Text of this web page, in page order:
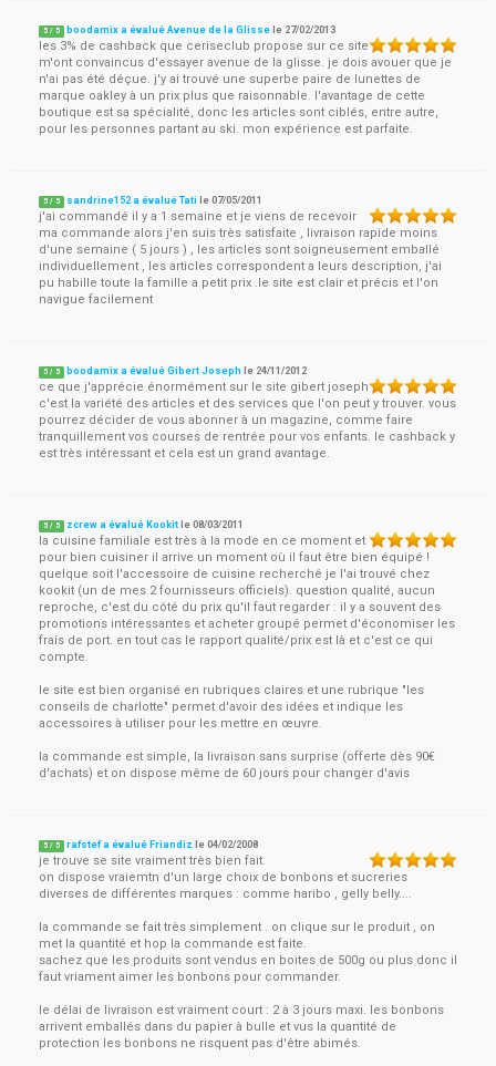
5 / 5 boodamix a évalué Avenue de la Glisse le 27/02/2013
les 3% de cashback que ceriseclub propose sur ce site
m'ont convaincus d'essayer avenue de la glisse. je dois avouer que je
n'ai pas été déçue. j'y ai trouvé une superbe paire de lunettes de
marque oakley à un prix plus que raisonnable. l'avantage de cette
boutique est sa spécialité, donc les articles sont ciblés, entre autre,
pour les personnes partant au ski. mon expérience est parfaite.
5 / 5 sandrine152 a évalué Tati le07/05/2011
j'ai commandé il y a 1 semaine et je viens de recevoir
ma commande alors j'en suis très satisfaite , livraison rapide moins
d'une semaine ( 5 jours ) , les articles sont soigneusement emballé
individuellement , les articles correspondent a leurs description, j'ai
pu habille toute la famille a petit prix .le site est clair et précis et l'on
navigue facilement
5 / 5 boodamix a évalué Gibert Joseph le 24/11/2012
ce que j'apprécie énormément sur le site gibert joseph
c'est la variété des articles et des services que l'on peut y trouver. vous
pourrez décider de vous abonner à un magazine, comme faire
tranquillement vos courses de rentrée pour vos enfants. le cashback y
est très intéressant et cela est un grand avantage.
5 / 5 zcrew a évalué Kookit le08/03/2011
la cuisine familiale est très à la mode en ce moment et
pour bien cuisiner il arrive un moment où il faut être bien équipé !
quelque soit l'accessoire de cuisine recherché je l'ai trouvé chez
kookit (un de mes 2 fournisseurs officiels). question qualité, aucun
reproche, c'est du côté du prix qu'il faut regarder : il y a souvent des
promotions intéressantes et acheter groupé permet d'économiser les
frais de port. en tout cas le rapport qualité/prix est là et c'est ce qui
compte.
le site est bien organisé en rubriques claires et une rubrique "les
conseils de charlotte" permet d'avoir des idées et indique les
accessoires à utiliser pour les mettre en œuvre.
la commande est simple, la livraison sans surprise (offerte dès 90€
d'achats) et on dispose même de 60 jours pour changer d'avis
5 / 5 rafstef a évalué Friandiz le04/02/2008
je trouve se site vraiment très bien fait.
on dispose vraiemtn d'un large choix de bonbons et sucreries
diverses de différentes marques : comme haribo , gelly belly....
la commande se fait très simplement . on clique sur le produit , on
met la quantité et hop la commande est faite.
sachez que les produits sont vendus en boites de 500g ou plus donc il
faut vriament aimer les bonbons pour commander.
le délai de livraison est vraiment court : 2 à 3 jours maxi. les bonbons
arrivent emballés dans du papier à bulle et vus la quantité de
protection les bonbons ne risquent pas d'être abimés.